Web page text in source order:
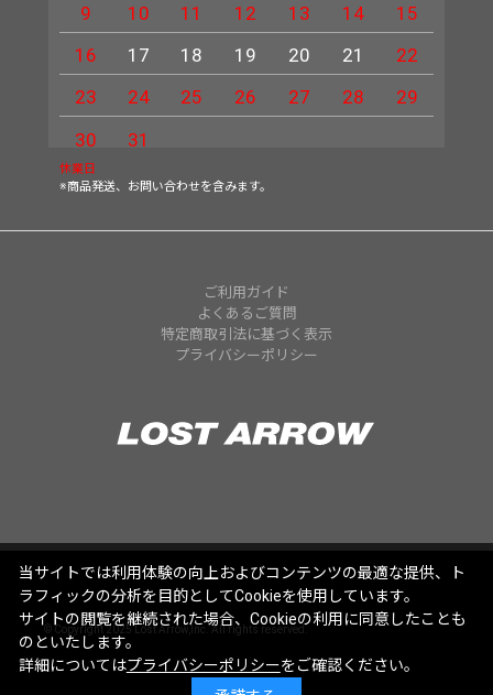
9
10 11 12 13 14
15
16
17 18 19 20 21
22
23
24 25 26 27 28
29
30
31
休業日
※商品発送、お問い合わせを含みます。
ご利用ガイド
よくあるご質問
特定商取引法に基づく表示
プライバシーポリシー
© Copyright 2025 Lost Arrow,Inc. All rights reserved.
当サイトでは利用体験の向上およびコンテンツの最適な提供、ト
ラフィックの分析を目的としてCookieを使用しています。
サイトの閲覧を継続された場合、Cookieの利用に同意したことも
のといたします。
詳細についてはプライバシーポリシーをご確認ください。